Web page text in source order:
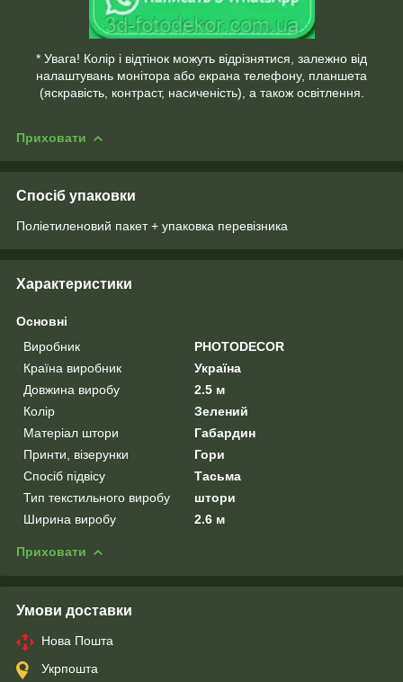
* Увага! Колір і відтінок можуть відрізнятися, залежно від
налаштувань монітора або екрана телефону, планшета
(яскравість, контраст, насиченість), а також освітлення.
Приховати
Спосіб упаковки
Поліетиленовий пакет + упаковка перевізника
Характеристики
Основні
Виробник
PHOTODECOR
Країна виробник
Україна
Довжина виробу
2.5 м
Колір
Зелений
Матеріал штори
Габардин
Принти, візерунки
Гори
Спосіб підвісу
Тасьма
Тип текстильного виробу
штори
Ширина виробу
2.6 м
Приховати
Умови доставки
Нова Пошта
Укрпошта